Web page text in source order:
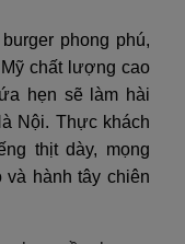
phong phú,
chất lượng cao
hẹn sẽ làm hài
Nội. Thực khách
thịt dày, mọng
hành tây chiên